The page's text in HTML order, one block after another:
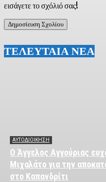
εισάγετε το σχόλιό σας!
ΤΕΛΕΥΤΑΙΑ ΝΕΑ
ΑΥΤΟΔΙΟΙΚΗΣΗ
Ο Άγγελος Αγγούριας
Μιχαλάτο για την
στο Καπανδρίτι